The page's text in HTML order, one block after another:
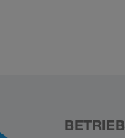
BETRIEB